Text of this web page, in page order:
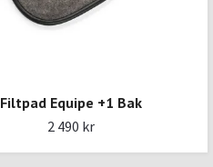
Filtpad Equipe +1 Bak
2 490 kr